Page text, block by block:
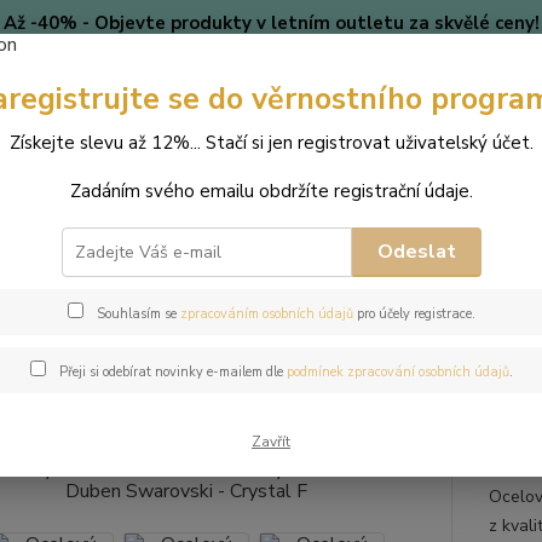
Až -40% - Objevte produkty v letním outletu za skvělé ceny!
🎄 VÁNOCE Blog
Hledat
(Po-
Ocelový náhrdelník Birthstone s krystalem
náhrdelník Birthstone s
- Crystal F
z
se do věrnostního
Získejte slevu až 12%... Stačí si jen registrovat uživatelský účet.
Zadáním svého emailu obdržíte registrační údaje.
Odeslat
Souhlasím se zpracováním osobních údajůpro účely registrace.
Přeji si odebírat novinky e-mailem dle podmínek zpracování osobních údajů.
Zavřít